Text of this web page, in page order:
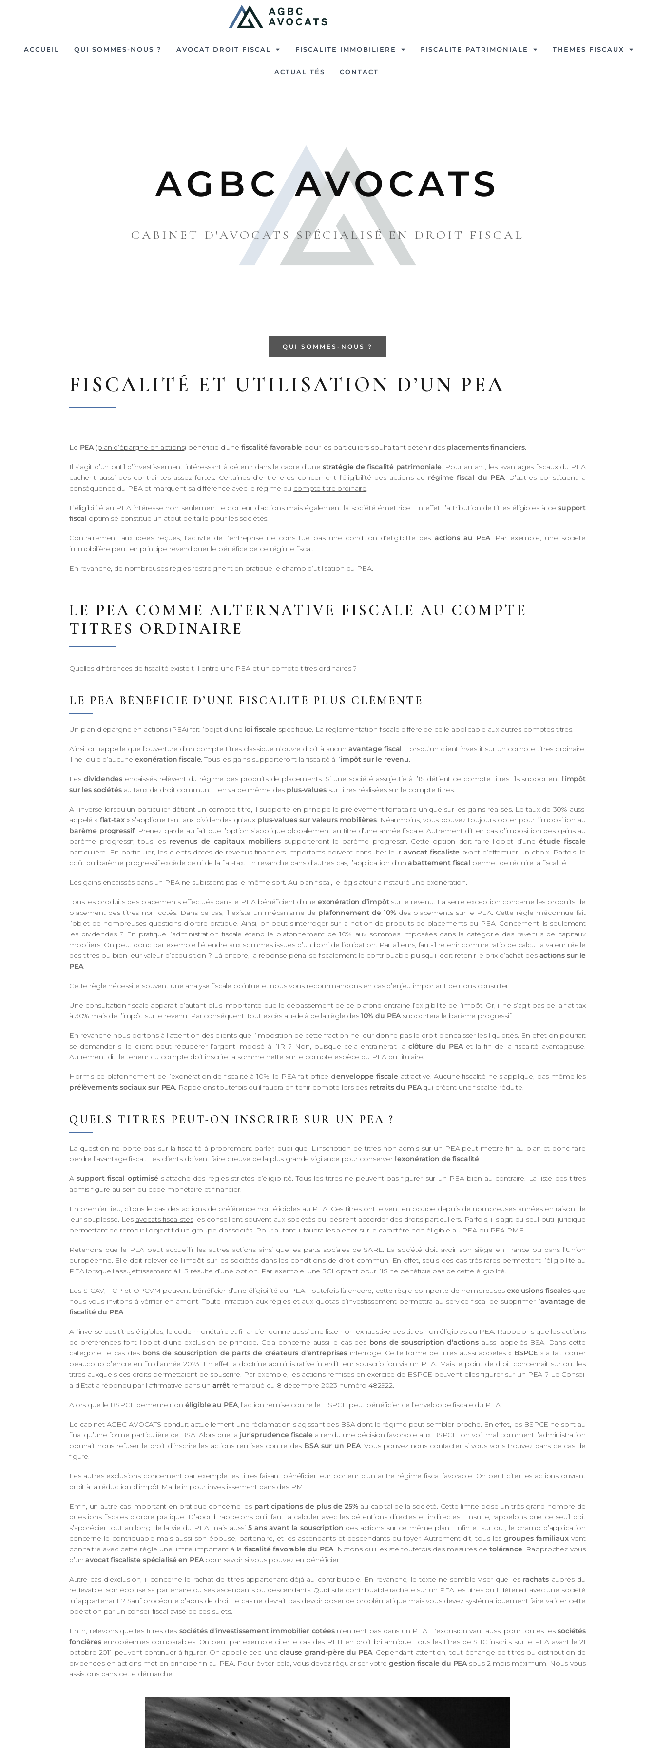
ACCUEIL QUI SOMMES-NOUS ? AVOCAT DROIT FISCAL FISCALITE IMMOBILIERE FISCALITE PATRIMONIALE THEMES FISCAUX
ACTUALITÉS CONTACT
AGBC AVOCATS
CABINET D'AVOCATS SPÉCIALISÉ EN DROIT FISCAL
QUI SOMMES-NOUS ?
FISCALITÉ ET UTILISATION D’UN PEA
Le PEA(plan d’épargne en actions) bénéficie d’une fiscalité favorable pour les particuliers souhaitant détenir des placements financiers.
Il s’agit d’un outil d’investissement intéressant à détenir dans le cadre d’une stratégie defiscalité patrimoniale. Pour autant, les avantages fiscaux du PEA
cachent aussi des contraintes assez fortes. Certaines d’entre elles concernent l’éligibilité des actions au régime fiscal du PEA. D’autres constituent la
conséquence du PEA et marquent sa différence avec le régime du compte titre ordinaire.
L’éligibilité au PEA intéresse non seulement le porteur d’actions mais également la société émettrice. En effet, l’attribution de titres éligibles à ce support
fiscal optimisé constitue un atout de taille pour les sociétés.
Contrairement aux idées reçues, l’activité de l’entreprise ne constitue pas une condition d’éligibilité des actions au PEA. Par exemple, une société
immobilière peut en principe revendiquer le bénéfice de ce régime fiscal.
En revanche, de nombreuses règles restreignent en pratique le champ d’utilisation du PEA.
LE PEA COMME ALTERNATIVE FISCALE AU COMPTE
TITRES ORDINAIRE
Quelles différences de fiscalité existe-t-il entre une PEA et un compte titres ordinaires ?
LE PEA BÉNÉFICIE D’UNE FISCALITÉ PLUS CLÉMENTE
Un plan d’épargne en actions (PEA) fait l’objet d’une loi fiscale spécifique. La règlementation fiscale diffère de celle applicable aux autres comptes titres.
Ainsi, on rappelle que l’ouverture d’un compte titres classique n’ouvre droit à aucunavantage fiscal. Lorsqu’un client investit sur un compte titres ordinaire,
il ne jouie d’aucuneexonération fiscale. Tous les gains supporteront la fiscalité à l’impôt sur le revenu.
Les dividendes encaissés relèvent du régime des produits de placements. Si une société assujettie à l’IS détient ce compte titres, ils supportent l’impôt
sur les sociétésau taux de droit commun. Il en va de même des plus-valuessur titres réalisées sur le compte titres.
A l’inverse lorsqu’un particulier détient un compte titre, il supporte en principe le prélèvement forfaitaire unique sur les gains réalisés. Le taux de 30% aussi
appelé « flat-tax» s’applique tant aux dividendes qu’aux plus-values sur valeurs mobilières. Néanmoins, vous pouvez toujours opter pour l’imposition au
barème progressif. Prenez garde au fait que l’option s’applique globalement au titre d’une année fiscale. Autrement dit en cas d’imposition des gains au
barème progressif, tous les revenus de capitaux mobilierssupporteront le barème progressif. Cette option doit faire l’objet d’uneétude fiscale
particulière. En particulier, les clients dotés de revenus financiers importants doivent consulter leuravocat fiscaliste avant d’effectuer un choix. Parfois, le
coût du barème progressif excède celui de la flat-tax. En revanche dans d’autres cas, l’application d’unabattement fiscal permet de réduire la fiscalité.
Les gains encaissés dans un PEA ne subissent pas le même sort. Au plan fiscal, le législateur a instauré une exonération.
Tous les produits des placements effectués dans le PEA bénéficient d’une exonération d’impôtsur le revenu. La seule exception concerne les produits de
placement des titres non cotés. Dans ce cas, il existe un mécanisme de plafonnement de 10%des placements sur le PEA. Cette règle méconnue fait
l’objet de nombreuses questions d’ordre pratique. Ainsi, on peut s’interroger sur la notion de produits de placements du PEA. Concernent-ils seulement
les dividendes ? En pratique l’administration fiscale étend le plafonnement de 10% aux sommes imposées dans la catégorie des revenus de capitaux
mobiliers. On peut donc par exemple l’étendre aux sommes issues d’un boni de liquidation. Par ailleurs, faut-il retenir comme ratio de calcul la valeur réelle
des titres ou bien leur valeur d’acquisition ? Là encore, la réponse pénalise fiscalement le contribuable puisqu’il doit retenir le prix d’achat des actions sur le
PEA.
Cette règle nécessite souvent une analyse fiscale pointue et nous vous recommandons en cas d’enjeu important de nous consulter.
Une consultation fiscale apparait d’autant plus importante que le dépassement de ce plafond entraine l’exigibilité de l’impôt. Or, il ne s’agit pas de la flat-tax
à 30% mais de l’impôt sur le revenu. Par conséquent, tout excès au-delà de la règle des 10% du PEAsupportera le barème progressif.
En revanche nous portons à l’attention des clients que l’imposition de cette fraction ne leur donne pas le droit d’encaisser les liquidités. En effet on pourrait
se demander si le client peut récupérer l’argent imposé à l’IR ? Non, puisque cela entrainerait la clôture du PEAet la fin de la fiscalité avantageuse.
Autrement dit, le teneur du compte doit inscrire la somme nette sur le compte espèce du PEA du titulaire.
Hormis ce plafonnement de l’exonération de fiscalité à 10%, le PEA fait office d’enveloppe fiscale attractive. Aucune fiscalité ne s’applique, pas même les
prélèvements sociaux sur PEA. Rappelons toutefois qu’il faudra en tenir compte lors des retraits du PEAqui créent une fiscalité réduite.
QUELS TITRES PEUT-ON INSCRIRE SUR UN PEA ?
La question ne porte pas sur la fiscalité à proprement parler, quoi que. L’inscription de titres non admis sur un PEA peut mettre fin au plan et donc faire
perdre l’avantage fiscal. Les clients doivent faire preuve de la plus grande vigilance pour conserver l’exonération de fiscalité.
Asupport fiscal optimisé s’attache des règles strictes d’éligibilité. Tous les titres ne peuvent pas figurer sur un PEA bien au contraire. La liste des titres
admis figure au sein du code monétaire et financier.
En premier lieu, citons le cas des actions de préférence non éligibles au PEA. Ces titres ont le vent en poupe depuis de nombreuses années en raison de
leur souplesse. Les avocats fiscalistesles conseillent souvent aux sociétés qui désirent accorder des droits particuliers. Parfois, il s’agit du seul outil juridique
permettant de remplir l’objectif d’un groupe d’associés. Pour autant, il faudra les alerter sur le caractère non éligible au PEA ou PEA PME.
Retenons que le PEA peut accueillir les autres actions ainsi que les parts sociales de SARL. La société doit avoir son siège en France ou dans l’Union
européenne. Elle doit relever de l’impôt sur les sociétés dans les conditions de droit commun. En effet, seuls des cas très rares permettent l’éligibilité au
PEA lorsque l’assujettissement à l’IS résulte d’une option. Par exemple, une SCI optant pour l’IS ne bénéficie pas de cette éligibilité.
Les SICAV, FCP et OPCVM peuvent bénéficier d’une éligibilité au PEA. Toutefois là encore, cette règle comporte de nombreusesexclusions fiscales que
nous vous invitons à vérifier en amont. Toute infraction aux règles et aux quotas d’investissement permettra au service fiscal de supprimer l’avantage de
fiscalité du PEA.
A l’inverse des titres éligibles, le code monétaire et financier donne aussi une liste non exhaustive des titres non éligibles au PEA. Rappelons que les actions
de préférences font l’objet d’une exclusion de principe. Cela concerne aussi le cas des bons de souscription d’actionsaussi appelés BSA. Dans cette
catégorie, le cas des bons de souscription de parts de créateurs d’entreprises interroge. Cette forme de titres aussi appelés « BSPCE » a fait couler
beaucoup d’encre en fin d’année 2023. En effet la doctrine administrative interdit leur souscription via un PEA. Mais le point de droit concernait surtout les
titres auxquels ces droits permettaient de souscrire. Par exemple, les actions remises en exercice de BSPCE peuvent-elles figurer sur un PEA ? Le Conseil
a d’Etat a répondu par l’affirmative dans un arrêt remarqué du 8 décembre 2023 numéro 482922.
Alors que le BSPCE demeure non éligible au PEA, l’action remise contre le BSPCE peut bénéficier de l’enveloppe fiscale du PEA.
Le cabinet AGBC AVOCATS conduit actuellement une réclamation s’agissant des BSA dont le régime peut sembler proche. En effet, les BSPCE ne sont au
final qu’une forme particulière de BSA. Alors que la jurisprudence fiscale a rendu une décision favorable aux BSPCE, on voit mal comment l’administration
pourrait nous refuser le droit d’inscrire les actions remises contre des BSA sur un PEA. Vous pouvez nous contacter si vous vous trouvez dans ce cas de
figure.
Les autres exclusions concernent par exemple les titres faisant bénéficier leur porteur d’un autre régime fiscal favorable. On peut citer les actions ouvrant
droit à la réduction d’impôt Madelin pour investissement dans des PME.
Enfin, un autre cas important en pratique concerne les participations de plus de 25%au capital de la société. Cette limite pose un très grand nombre de
questions fiscales d’ordre pratique. D’abord, rappelons qu’il faut la calculer avec les détentions directes et indirectes. Ensuite, rappelons que ce seuil doit
s’apprécier tout au long de la vie du PEA mais aussi5 ans avant la souscription des actions sur ce même plan. Enfin et surtout, le champ d’application
concerne le contribuable mais aussi son épouse, partenaire, et les ascendants et descendants du foyer. Autrement dit, tous lesgroupes familiauxvont
connaitre avec cette règle une limite important à la fiscalité favorable du PEA. Notons qu’il existe toutefois des mesures detolérance. Rapprochez vous
d’unavocat fiscaliste spécialisé en PEApour savoir si vous pouvez en bénéficier.
Autre cas d’exclusion, il concerne le rachat de titres appartenant déjà au contribuable. En revanche, le texte ne semble viser que les rachats auprès du
redevable, son épouse sa partenaire ou ses ascendants ou descendants. Quid si le contribuable rachète sur un PEA les titres qu’il détenait avec une société
lui appartenant ? Sauf procédure d’abus de droit, le cas ne devrait pas devoir poser de problématique mais vous devez systématiquement faire valider cette
opération par un conseil fiscal avisé de ces sujets.
Enfin, relevons que les titres des sociétés d’investissement immobilier cotéesn’entrent pas dans un PEA. L’exclusion vaut aussi pour toutes lessociétés
foncièreseuropéennes comparables. On peut par exemple citer le cas des REIT en droit britannique. Tous les titres de SIIC inscrits sur le PEA avant le 21
octobre 2011 peuvent continuer à figurer. On appelle ceci uneclause grand-père du PEA. Cependant attention, tout échange de titres ou distribution de
dividendes en actions met en principe fin au PEA. Pour éviter cela, vous devez régulariser votregestion fiscale du PEAsous 2 mois maximum. Nous vous
assistons dans cette démarche.